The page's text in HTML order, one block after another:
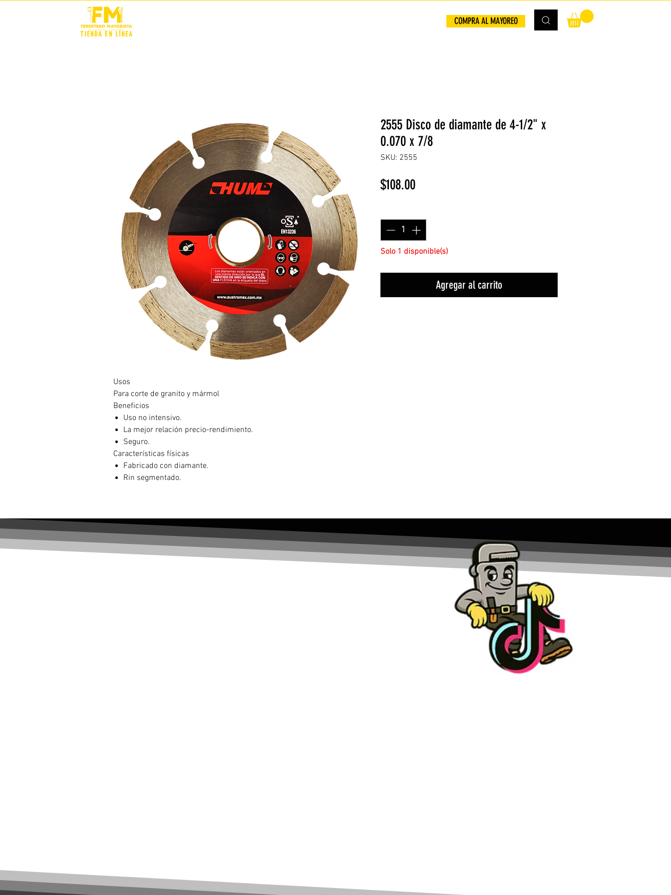
TIENDA EN LÍNEA
COMPRA AL MAYOREO
Usos
Para corte de granito y mármol
Beneficios
Uso no intensivo.
La mejor relación precio-rendimiento.
Seguro.
Características físicas
Fabricado con diamante.
Rin segmentado.
2555 Disco de diamante de 4-1/2" x
0.070 x 7/8
SKU: 2555
$108.00Precio
Solo 1 disponible(s)
Agregar al carrito